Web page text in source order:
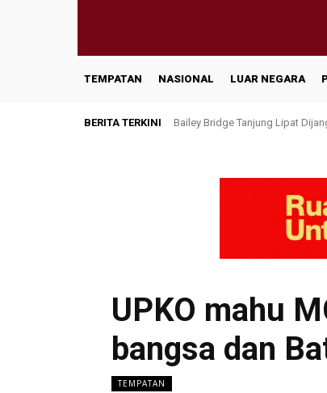
TEMPATAN NASIONAL LUAR NEGARA
BERITA TERKINI Bailey Bridge Tanjung Lipat
UPKO mahu
bangsa dan
TEMPATAN